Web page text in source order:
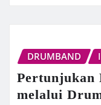
DRUMBAND
Pertunjukan
melalui